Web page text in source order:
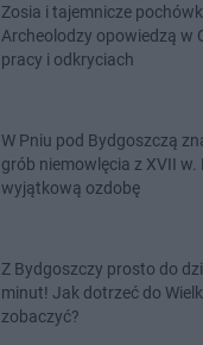
Zosia i tajemnicze
Archeolodzy opowiedzą w
pracy i odkryciach
W Pniu pod Bydgoszczą
grób niemowlęcia z XVII w.
wyjątkową ozdobę
Z Bydgoszczy prosto do
minut! Jak dotrzeć do Wielkiej Kępy i co tam
zobaczyć?